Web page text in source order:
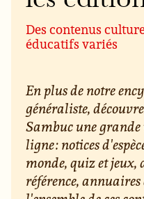
Des contenus
éducatifs variés
En plus de notre
généraliste,
Sambuc une grande
ligne : notices
monde, quiz et jeux,
référence,